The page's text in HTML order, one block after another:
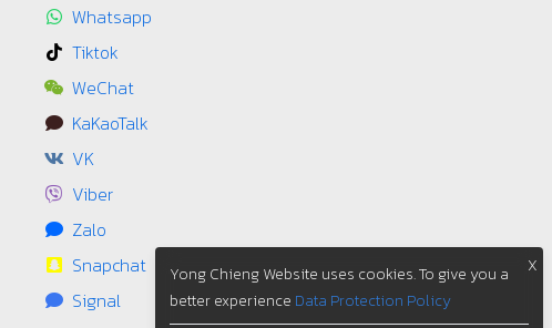
Whatsapp
Tiktok
WeChat
KaKaoTalk
VK
Viber
Zalo
Snapchat
Signal
X
Yong Chieng Website uses cookies. To give you a
better experience Data Protection Policy